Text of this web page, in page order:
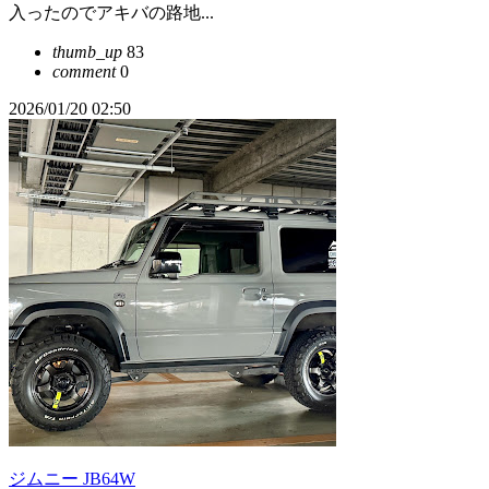
入ったのでアキバの路地...
thumb_up 83
comment0
2026/01/20 02:50
ジムニー JB64W